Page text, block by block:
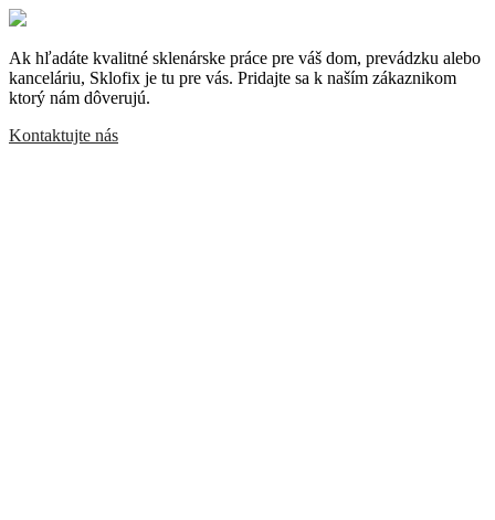
Ak hľadáte kvalitné sklenárske práce pre váš dom, prevádzku alebo
kanceláriu, Sklofix je tu pre vás. Pridajte sa k naším zákaznikom
ktorý nám dôverujú.
Kontaktujte nás